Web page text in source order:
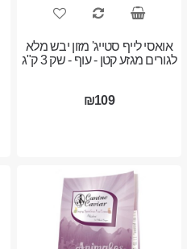
אואסי לייף סטייג' מזון יבש מלא
לגורים מגזע קטן - עוף - שק 3 ק"ג
₪109